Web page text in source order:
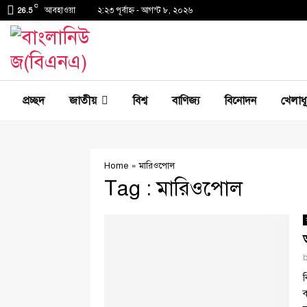
26.5
C আবহাওয়া ২:২৩ পূর্বাহ্ণ - আগস্ট ৮, ২০২৬
প্রচ্ছদ জাতীয় বিশ্ব বাণিজ্য বিনোদন
Home »মারিওপোল
Tag : মারিওপোল